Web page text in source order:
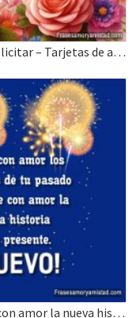
Imágenes con Frases de Amor para Felicitar – Tarjetas de amor
Bonitas frases de año nuevo, escribe con amor la nueva historia de tu presente.